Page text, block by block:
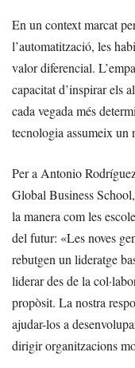
En un context marcat
l’automatització, les
valor diferencial.
capacitat d’inspirar els
cada vegada més
tecnologia assumeix un
Per a Antonio
Global Business
la manera com les
del futur: «Les noves
rebutgen un lideratge
liderar des de la
propòsit. La nostra
ajudar-los a
dirigir organitzacions